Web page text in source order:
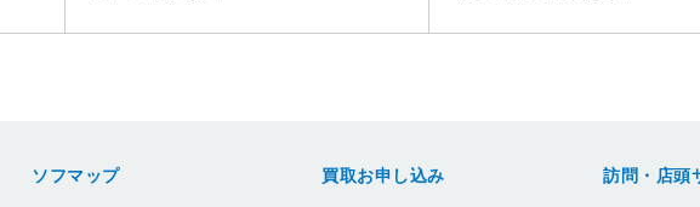
ソフマップ 買取お申し込み 訪問・店頭